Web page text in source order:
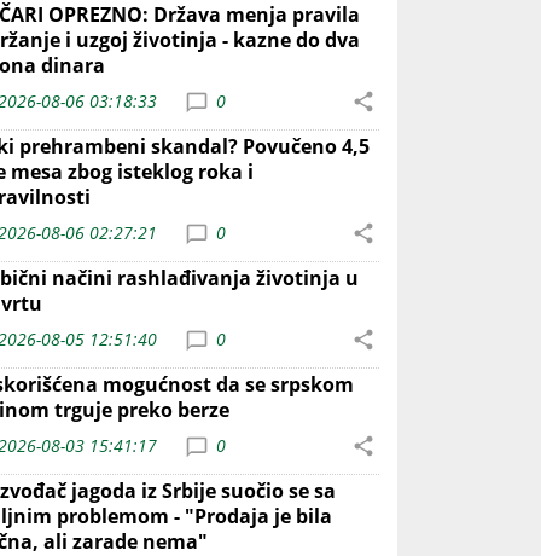
OPREZNO: Država menja pravila
i uzgoj životinja - kazne do dva
dinara
08-06 03:18:33 0
prehrambeni skandal? Povučeno 4,5
mesa zbog isteklog roka i
08-06 02:27:21 0
načini rashlađivanja životinja u
vrtu
08-05 12:51:40 0
mogućnost da se srpskom
trguje preko berze
08-03 15:41:17 0
jagoda iz Srbije suočio se sa
problemom - "Prodaja je bila
ali zarade nema"